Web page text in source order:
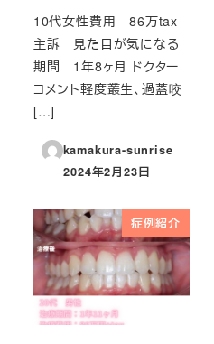
10代女性費用 86万tax
主訴 見た目が気になる
期間 1年8ヶ月 ドクター
コメント軽度叢生、過蓋咬
[…]
kamakura-sunrise
投稿日
2024年2月23日
症例紹介